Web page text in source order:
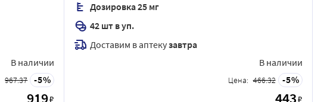
В наличии
967.37 5
919₽
Дозировка 25 мг
42 шт в уп.
Доставим в аптекузавтра
В наличии
Цена: 466.32 5
443₽